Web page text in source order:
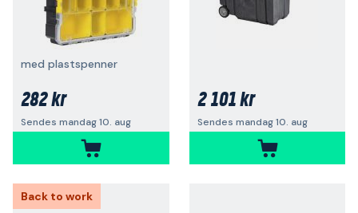
med plastspenner
282 kr
Sendes mandag 10. aug
2 101 kr
Sendes mandag 10. aug
Back to work